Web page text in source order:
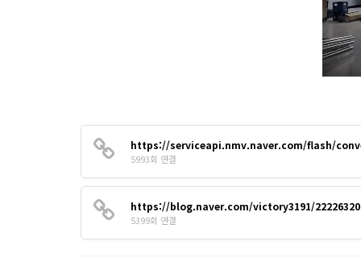
https://serviceapi.nmv.naver.com/flash/
5993회 연결
https://blog.naver.com/victory3191/
5399회 연결